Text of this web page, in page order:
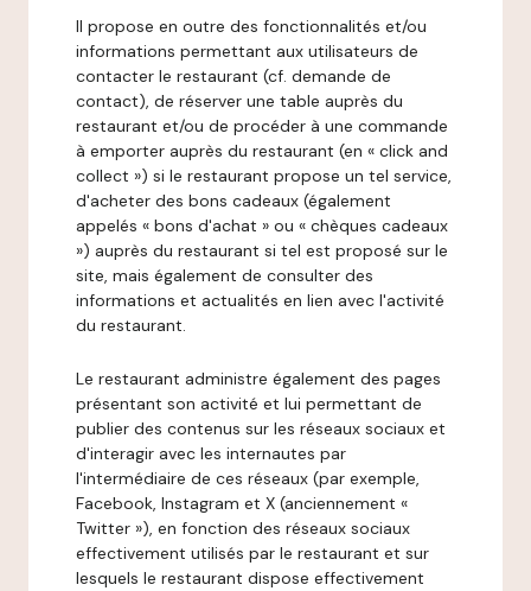
Il propose en outre des fonctionnalités et/ou
informations permettant aux utilisateurs de
contacter le restaurant (cf. demande de
contact), de réserver une table auprès du
restaurant et/ou de procéder à une commande
à emporter auprès du restaurant (en « click and
collect ») si le restaurant propose un tel service,
d'acheter des bons cadeaux (également
appelés « bons d'achat » ou « chèques cadeaux
») auprès du restaurant si tel est proposé sur le
site, mais également de consulter des
informations et actualités en lien avec l'activité
du restaurant.
Le restaurant administre également des pages
présentant son activité et lui permettant de
publier des contenus sur les réseaux sociaux et
d'interagir avec les internautes par
l'intermédiaire de ces réseaux (par exemple,
Facebook, Instagram et X (anciennement «
Twitter »), en fonction des réseaux sociaux
effectivement utilisés par le restaurant et sur
lesquels le restaurant dispose effectivement